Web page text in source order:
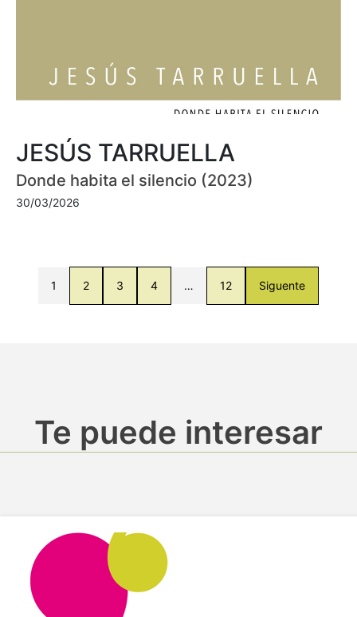
JESÚS TARRUELLA
Donde habita el silencio (2023)
30/03/2026
1 2 3 4 … 12 Siguente
Te puede interesar